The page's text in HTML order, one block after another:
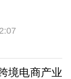
境电商产业